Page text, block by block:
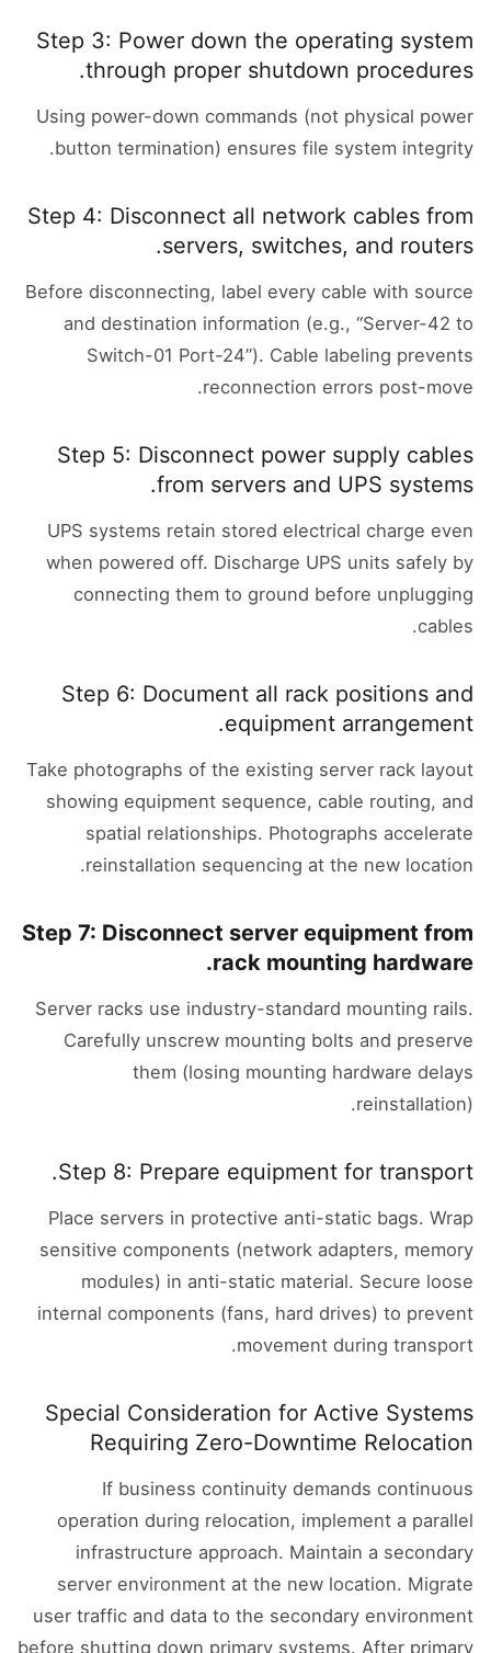
Step 3: Power down the operating system
through proper shutdown procedures.
Using power-down commands (not physical power
button termination) ensures file system integrity.
Step 4: Disconnect all network cables from
servers, switches, and routers.
Before disconnecting, label every cable with source
and destination information (e.g., “Server-42 to
Switch-01 Port-24”). Cable labeling prevents
reconnection errors post-move.
Step 5: Disconnect power supply cables
from servers and UPS systems.
UPS systems retain stored electrical charge even
when powered off. Discharge UPS units safely by
connecting them to ground before unplugging
cables.
Step 6: Document all rack positions and
equipment arrangement.
Take photographs of the existing server rack layout
showing equipment sequence, cable routing, and
spatial relationships. Photographs accelerate
reinstallation sequencing at the new location.
Step 7: Disconnect server equipment from
rack mounting hardware.
Server racks use industry-standard mounting rails.
Carefully unscrew mounting bolts and preserve
them (losing mounting hardware delays
reinstallation).
Step 8: Prepare equipment for transport.
Place servers in protective anti-static bags. Wrap
sensitive components (network adapters, memory
modules) in anti-static material. Secure loose
internal components (fans, hard drives) to prevent
movement during transport.
Special Consideration for Active Systems
Requiring Zero-Downtime Relocation
If business continuity demands continuous
operation during relocation, implement a parallel
infrastructure approach. Maintain a secondary
server environment at the new location. Migrate
user traffic and data to the secondary environment
before shutting down primary systems. After primary